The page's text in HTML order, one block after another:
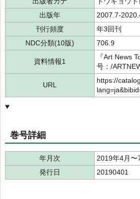
出版年
2007.7-
刊行頻度
年3回刊
NDC分類(10版)
706.9
資料情報1
『Art News
号：/
URL
https://
巻号詳細
年月次
2019年4月〜
発行日
20190401